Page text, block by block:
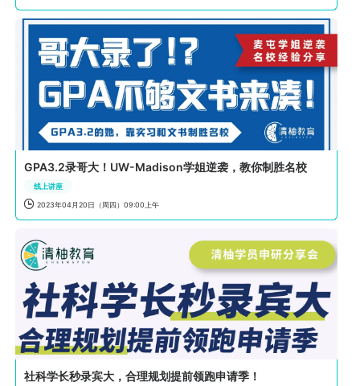
GPA3.2录哥大！UW-Madison学姐逆袭，教你制胜名校
线上讲座
 2023年04月20日（周四）09:00上午
社科学长秒录宾大，合理规划提前领跑申请季！